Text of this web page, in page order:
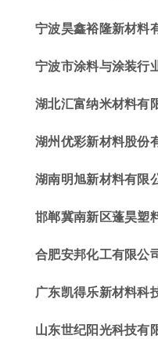
宁波昊鑫裕隆新材料
宁波市涂料与涂装行
湖北汇富纳米材料有
湖州优彩新材料股份
湖南明旭新材料有限
邯郸冀南新区蓬昊塑
合肥安邦化工有限公
广东凯得乐新材料科
山东世纪阳光科技有